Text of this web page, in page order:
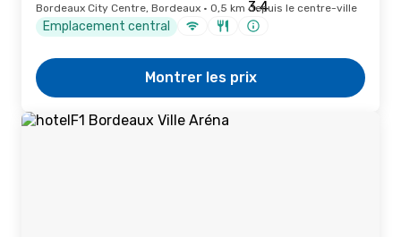
Bordeaux City Centre, Bordeaux · 0,5 km depuis le centre-ville
Emplacement central
Montrer les prix